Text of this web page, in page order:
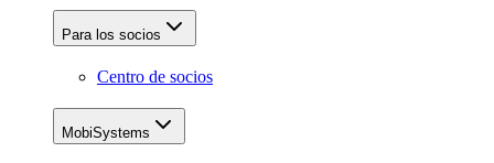
Para los socios
Centro de socios
MobiSystems